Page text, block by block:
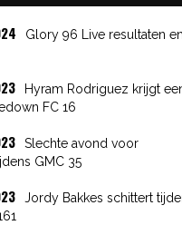
Glory 96 Live resultaten en
Hyram Rodriguez krijgt
FC 16
Slechte avond voor
GMC 35
Jordy Bakkes schittert